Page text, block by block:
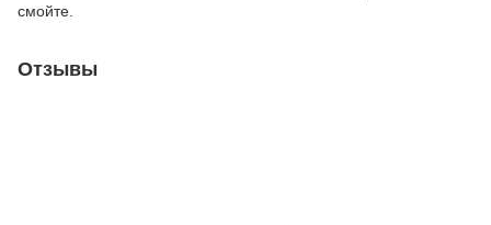
смойте.
Отзывы